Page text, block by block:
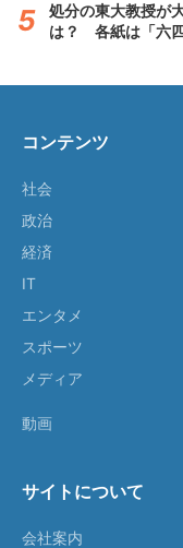
処分の東大教授が
は？ 各紙は「六
コンテンツ
社会
政治
経済
IT
エンタメ
スポーツ
メディア
動画
サイトについて
会社案内